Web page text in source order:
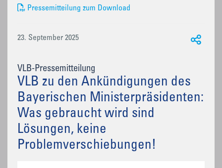
Pressemitteilung zum Download
23. September 2025
VLB-Pressemitteilung
VLB zu den Ankündigungen des
Bayerischen Ministerpräsidenten:
Was gebraucht wird sind
Lösungen, keine
Problemverschiebungen!